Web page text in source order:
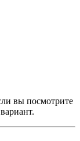
вы посмотрите